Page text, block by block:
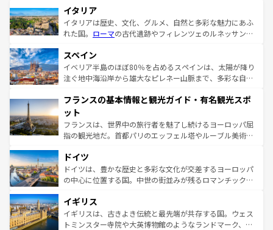
イタリア
イタリアは歴史、文化、グルメ、自然と多彩な魅力にあふ
れた国。 ローマの古代遺跡やフィレンツェのルネッサンス
ろん、トスカーナの美しい田園風景やアマルフィ海岸の絶
景など、自然景観も見逃せない。観光の合間には、本場の
ピザやパスタなど、絶品のイタリア料理を堪能することも
ませてくれるイタリアで、忘れられない旅をしてみよう！
なお、新着のイタリア情報は
しい。
スペイン
イベリア半島のほぼ80％を占めるスペインは、太陽が降り
注ぐ地中海沿岸から雄大なピレネー山脈まで、多彩な自然
文化が根付くこの国では、情熱的なフラメンコ、熱気あふ
れる闘牛、そして美味しいタパスが生活の一部となってい
る。首都マドリードの洗練された雰囲気や、バルセロナの
アートに溢れた街角から、地方では古代ローマ遺跡や中世
せる。地方によって風土や気候が異なるスペインはその個
性で訪れる人を魅了する。 なお、新着のスペイン情報は コ
ンテンツ一覧を参照してほしい。
フランスの基本情報と観光ガイド・有名観光スポ
ット
フランスは、世界中の旅行者を魅了し続けるヨーロッパ屈
指の観光地だ。首都パリのエッフェル塔やルーブル美術館
で、幅広い魅力が詰まっている。華麗な宮殿、歴史的な大
聖堂、美しいビーチ、そして豊かな自然が、訪れる者を心
から魅了する。また、フランスは美食の国としても知ら
いる。シャンパンの発祥地であるランス、プロヴァンスの
香り高いラベンダー畑など、多彩な楽しみ方が可能だ。さ
らに、パリ以外の地域にも魅力が溢れており、どの街角に
ドイツ
ドイツは、豊かな歴史と多彩な文化が交差するヨーロッパ
の中心に位置する国。中世の街並みが残るロマンチック街
顔を持つこの国は、どこを歩いても飽きることがない。ベ
ルリンの文化的活気、バイエルン州のアルプスの絶景、そ
してライン川沿いのワイン畑といった風景は必見。ビール
イギリス
イギリスは、古きよき伝統と最先端が共存する国。ウェス
トミンスター寺院や大英博物館のようなランドマーク、歴